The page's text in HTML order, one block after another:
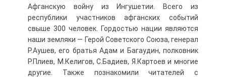
Афганскую войну из Ингушетии. Всего из
республики участников афганских событий
свыше 300 человек. Гордостью нации являются
наши земляки — Герой Советского Союза, генерал
Р.Аушев, его братья Адам и Багаудин, полковник
Р.Плиев, М.Келигов, С.Бадиев, Я.Картоев и многие
другие. Также познакомили читателей с